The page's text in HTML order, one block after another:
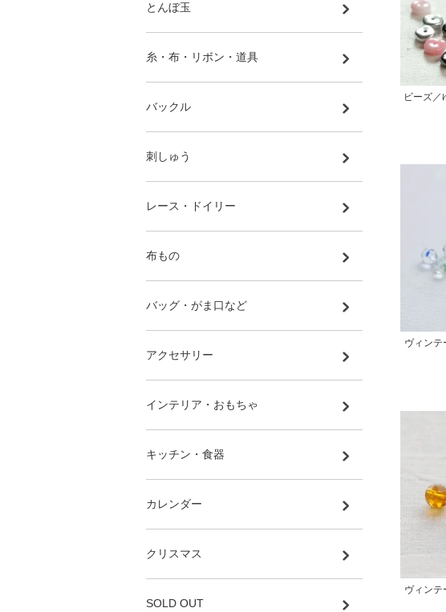
ビーズ／
ヴィンテ
ヴィンテ
とんぼ玉
糸・布・リボン・道具
バックル
刺しゅう
レース・ドイリー
布もの
バッグ・がま口など
アクセサリー
インテリア・おもちゃ
キッチン・食器
カレンダー
クリスマス
SOLD OUT